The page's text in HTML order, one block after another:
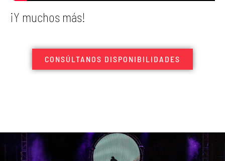
¡Y muchos más!
CONSÚLTANOS DISPONIBILIDADES